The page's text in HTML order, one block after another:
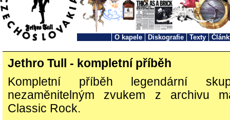
O kapele Diskografie Texty
Jethro Tull - kompletní příběh
Kompletní příběh legendární
nezaměnitelným zvukem z archivu
Classic Rock.